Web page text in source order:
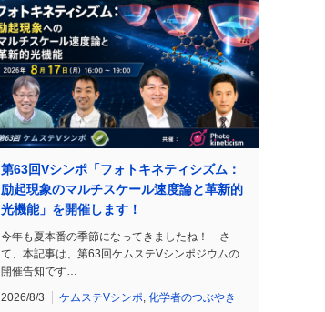
第63回Vシンポ「フォトキネティシズム：
励起現象のマルチスケール速度論と革新的
光機能」を開催します！
今年も夏本番の季節になってきましたね！ さ
て、本記事は、第63回ケムステVシンポジウムの
開催告知です…
2026/8/3 ケムステVシンポ 化学者のつぶやき